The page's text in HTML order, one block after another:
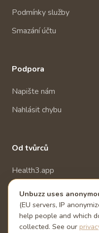
Podmínky služby
Smazání účtu
Podpora
Napište nám
Nahlásit chybu
Od tvůrců
Health3.app
Další zdravotní aplikace
Unbuzz uses
(EU servers, IP
help people and which
collected. See our